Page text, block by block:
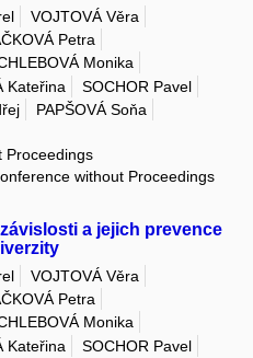
VOJTOVÁ Věra
Petra
Monika
Kateřina
SOCHOR Pavel
PAPŠOVÁ Soňa
Proceedings
without Proceedings
a jejich prevence
VOJTOVÁ Věra
Petra
Monika
Kateřina
SOCHOR Pavel